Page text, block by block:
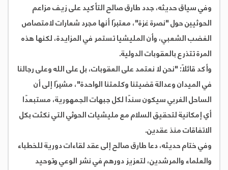
وفي سياق حديثه، جدد طارق صالح التأكيد على زيف مزاعم
الحوثيين حول "نصرة غزة"، معتبرًا أنها مجرد شعارات لامتصاص
الغضب الشعبي، وأن المليشيا تستمر في المزايدة، لكنها هذه
المرة تتذرع بالعقوبات الدولية.
وأكد قائلاً: "نحن لا نعتمد على العقوبات، بل على الله وعلى رجالنا
في الميدان وعدالة قضيتنا وكلمتنا الواحدة"، مشيرًا إلى أن
الساحل الغربي سيكون سندًا لكل جبهات الجمهورية، مستبعدًا
أي إمكانية لتحقيق السلام مع مليشيات الحوثي التي نكثت بكل
الاتفاقات منذ عقدين.
وفي ختام حديثه، دعا طارق صالح إلى عقد لقاءات دورية للخطباء
والعلماء والمرشدين، لتعزيز دورهم في نشر الوعي وتوحيد